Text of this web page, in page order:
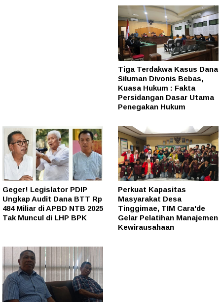
Tiga Terdakwa Kasus Dana
Siluman Divonis Bebas,
Kuasa Hukum : Fakta
Persidangan Dasar Utama
Penegakan Hukum
Geger! Legislator PDIP
Ungkap Audit Dana BTT Rp
484 Miliar di APBD NTB 2025
Tak Muncul di LHP BPK
Perkuat Kapasitas
Masyarakat Desa
Tinggimae, TIM Cara'de
Gelar Pelatihan Manajemen
Kewirausahaan